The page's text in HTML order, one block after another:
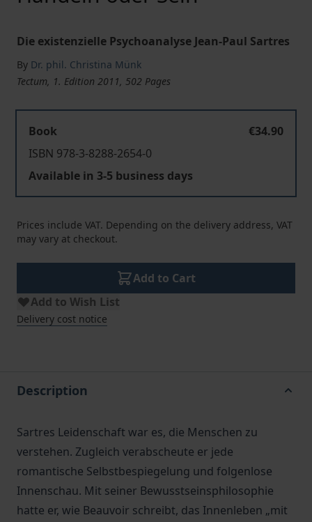
Die existenzielle Psychoanalyse Jean-Paul Sartres
By Dr. phil. Christina Münk
Tectum, 1. Edition 2011, 502 Pages
Book
€34.90
ISBN 978-3-8288-2654-0
Available in 3-5 business days
Prices include VAT. Depending on the delivery address, VAT
may vary at checkout.
Add to Cart
Add to Wish List
Delivery cost notice
Description
Sartres Leidenschaft war es, die Menschen zu
verstehen. Zugleich verabscheute er jede
romantische Selbstbespiegelung und folgenlose
Innenschau. Mit seiner Bewusstseinsphilosophie
hatte er, wie Beauvoir schreibt, das Innenleben „mit